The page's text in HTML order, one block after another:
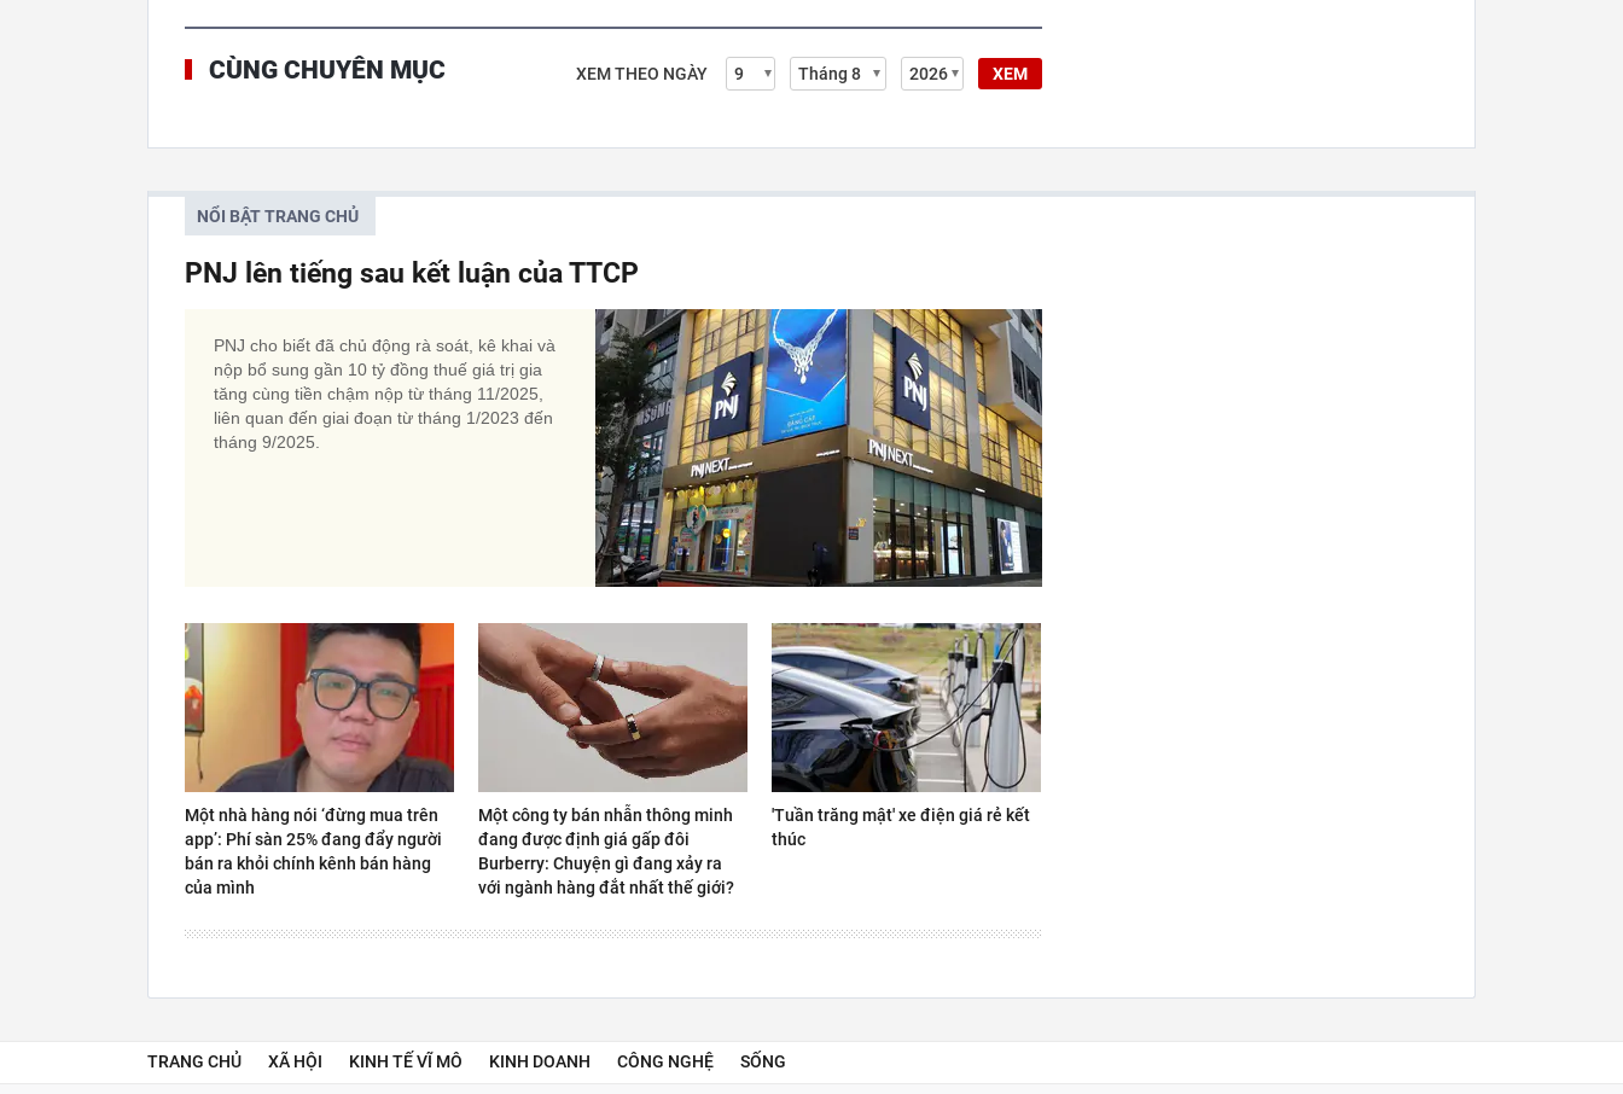
CÙNG CHUYÊN MỤC XEM THEO NGÀY XEM
NỔI BẬT TRANG CHỦ
PNJ lên tiếng sau kết luận của TTCP
PNJ cho biết đã chủ động rà soát, kê khai và
nộp bổ sung gần 10 tỷ đồng thuế giá trị gia
tăng cùng tiền chậm nộp từ tháng 11/2025,
liên quan đến giai đoạn từ tháng 1/2023 đến
tháng 9/2025.
Một nhà hàng nói ‘đừng mua trên
app’: Phí sàn 25% đang đẩy người
bán ra khỏi chính kênh bán hàng
của mình
Một công ty bán nhẫn thông minh
đang được định giá gấp đôi
Burberry: Chuyện gì đang xảy ra
với ngành hàng đắt nhất thế giới?
'Tuần trăng mật' xe điện giá rẻ kết
thúc
TRANG CHỦ XÃ HỘI KINH TẾ VĨ MÔ KINH DOANH CÔNG NGHỆ SỐNG